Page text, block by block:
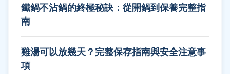
鐵鍋不沾鍋的終極秘訣：從開鍋到保養完整指
南
雞湯可以放幾天？完整保存指南與安全注意事
項